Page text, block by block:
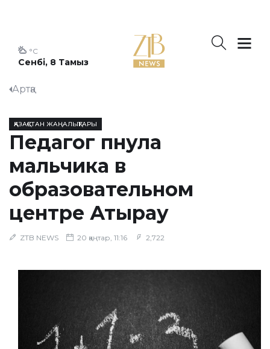
Сенбі, 8 Тамыз
°C
Артқа
ҚАЗАҚСТАН ЖАҢАЛЫҚТАРЫ
Педагог пнула
мальчика в
образовательном
центре Атырау
ZTB NEWS 20 қаңтар, 11:16 2,722